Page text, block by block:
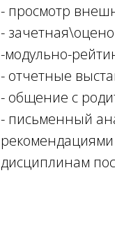
- просмотр
-
-модульно-
- отчетные
- общение с
- письменный
дисциплинам